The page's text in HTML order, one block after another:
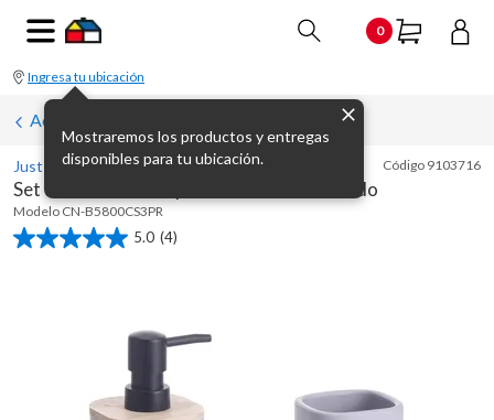
0
Ingresa tu ubicación
Mostraremos los productos y entregas
disponibles para tu ubicación.
Accesorios de mesa para baño
Just Home Collection Código 9103716
Set de 3 accesorios para baño Word morado
Modelo CN-B5800CS3PR
5.0 (4)
5.0